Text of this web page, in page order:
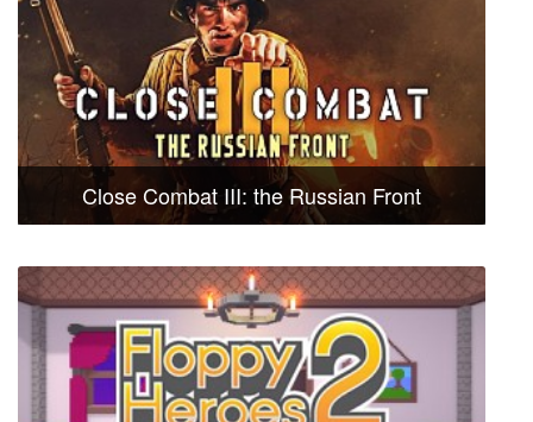
Close Combat III: the Russian Front